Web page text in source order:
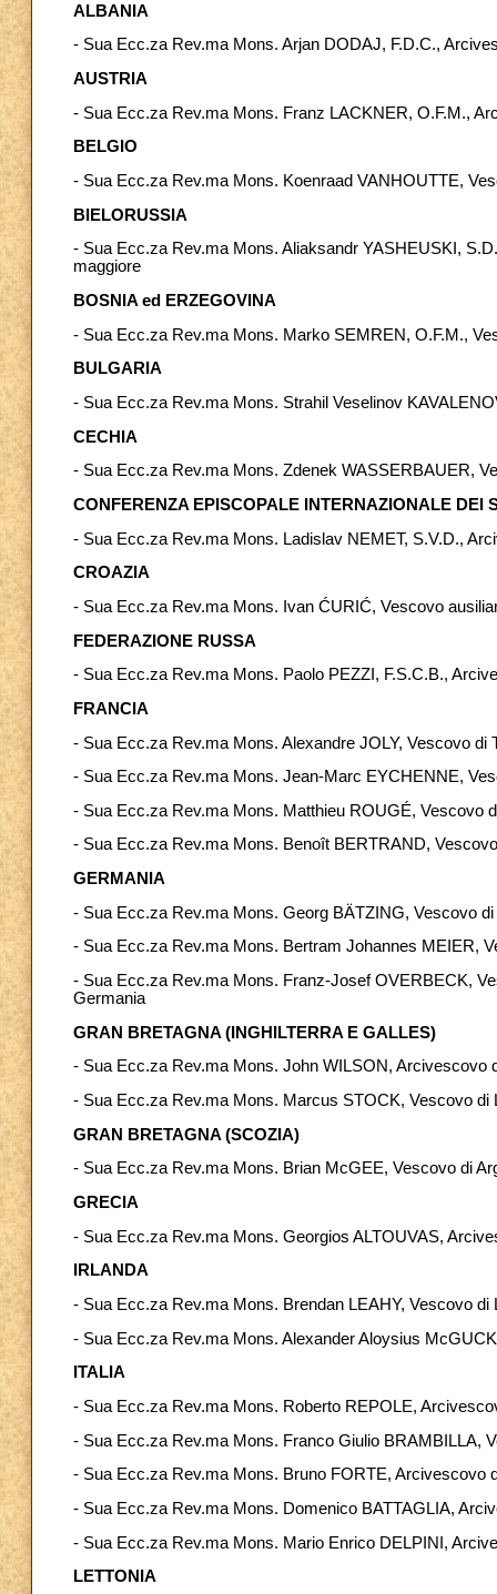
ALBANIA
- Sua Ecc.za Rev.ma Mons. Arjan DODAJ, F.D.C.,
AUSTRIA
- Sua Ecc.za Rev.ma Mons. Franz LACKNER, O.F.M.,
BELGIO
- Sua Ecc.za Rev.ma Mons. Koenraad VANHOUTTE,
BIELORUSSIA
- Sua Ecc.za Rev.ma Mons. Aliaksandr YASHEUSKI,
maggiore
BOSNIA ed ERZEGOVINA
- Sua Ecc.za Rev.ma Mons. Marko SEMREN, O.F.M.,
BULGARIA
- Sua Ecc.za Rev.ma Mons. Strahil Veselinov
CECHIA
- Sua Ecc.za Rev.ma Mons. Zdenek WASSERBAUER,
CONFERENZA EPISCOPALE INTERNAZIONALE DEI
- Sua Ecc.za Rev.ma Mons. Ladislav NEMET, S.V.D.,
CROAZIA
- Sua Ecc.za Rev.ma Mons. Ivan ĆURIĆ, Vescovo
FEDERAZIONE RUSSA
- Sua Ecc.za Rev.ma Mons. Paolo PEZZI, F.S.C.B.,
FRANCIA
- Sua Ecc.za Rev.ma Mons. Alexandre JOLY, Vescovo di
- Sua Ecc.za Rev.ma Mons. Jean-Marc EYCHENNE,
- Sua Ecc.za Rev.ma Mons. Matthieu ROUGÉ, Vescovo
- Sua Ecc.za Rev.ma Mons. Benoît BERTRAND,
GERMANIA
- Sua Ecc.za Rev.ma Mons. Georg BÄTZING, Vescovo di
- Sua Ecc.za Rev.ma Mons. Bertram Johannes MEIER,
- Sua Ecc.za Rev.ma Mons. Franz-Josef OVERBECK,
Germania
GRAN BRETAGNA (INGHILTERRA E GALLES)
- Sua Ecc.za Rev.ma Mons. John WILSON, Arcivescovo
- Sua Ecc.za Rev.ma Mons. Marcus STOCK, Vescovo di
GRAN BRETAGNA (SCOZIA)
- Sua Ecc.za Rev.ma Mons. Brian McGEE, Vescovo di
GRECIA
- Sua Ecc.za Rev.ma Mons. Georgios ALTOUVAS,
IRLANDA
- Sua Ecc.za Rev.ma Mons. Brendan LEAHY, Vescovo di
- Sua Ecc.za Rev.ma Mons. Alexander Aloysius
ITALIA
- Sua Ecc.za Rev.ma Mons. Roberto REPOLE,
- Sua Ecc.za Rev.ma Mons. Franco Giulio BRAMBILLA,
- Sua Ecc.za Rev.ma Mons. Bruno FORTE, Arcivescovo
- Sua Ecc.za Rev.ma Mons. Domenico BATTAGLIA,
- Sua Ecc.za Rev.ma Mons. Mario Enrico DELPINI,
LETTONIA